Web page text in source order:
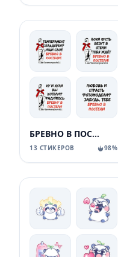
БРЕВНО В ПОСТЕЛИ
13 СТИКЕРОВ 98%